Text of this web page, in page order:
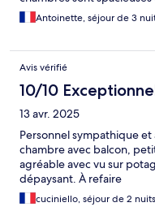
tres agréable. Nous
Merci beaucoup pour
Antoinette, séjour de 3
Avis vérifié
10/10
13 avr. 2025
Personnel sympathique
chambre avec balcon,
agréable avec vu sur
dépaysant. À refaire
cuciniello, séjour de 2 nuits